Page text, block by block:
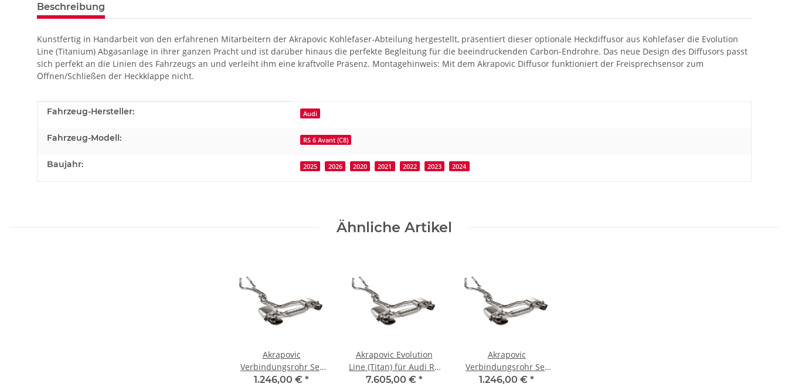
Beschreibung
Kunstfertig in Handarbeit von den erfahrenen Mitarbeitern der Akrapovic Kohlefaser-Abteilung hergestellt, präsentiert dieser optionale Heckdiffusor aus Kohlefaser die Evolution
Line (Titanium) Abgasanlage in ihrer ganzen Pracht und ist darüber hinaus die perfekte Begleitung für die beeindruckenden Carbon-Endrohre. Das neue Design des Diffusors passt
sich perfekt an die Linien des Fahrzeugs an und verleiht ihm eine kraftvolle Präsenz. Montagehinweis: Mit dem Akrapovic Diffusor funktioniert der Freisprechsensor zum
Öffnen/Schließen der Heckklappe nicht.
Produkteigenschaft
Wert
Fahrzeug-Hersteller: Audi
Fahrzeug-Modell: RS 6 Avant (C8)
Baujahr: 2025 2026 2020 2021 2022 2023 2024
Ähnliche Artikel
Akrapovic
Verbindungsrohr Set
(Edelstahl) für Audi RS
1.246,00 € *
Akrapovic Evolution
Line (Titan) für Audi RS
6 Avant (C8) BJ. 2020 -
7.605,00 € *
Akrapovic
Verbindungsrohr Set
(Edelstahl) für Audi RS
1.246,00 € *